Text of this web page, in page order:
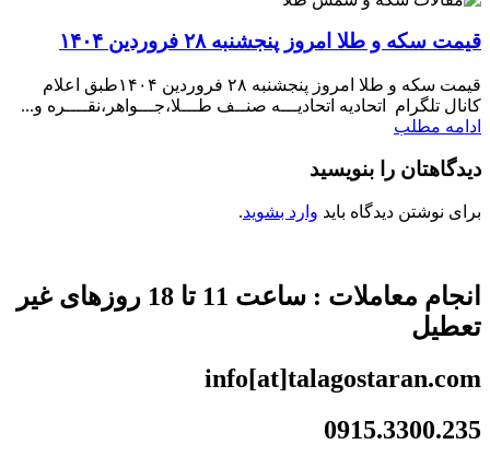
قیمت سکه و طلا امروز پنجشنبه ۲۸ فروردین ۱۴۰۴
قیمت سکه و طلا امروز پنجشنبه ۲۸ فروردین ۱۴۰۴طبق اعلام
کانال تلگرام اتحادیه اتحادیـــه صنــف طـــلا،جـــواهر،نقــــره و...
ادامه مطلب
دیدگاهتان را بنویسید
برای نوشتن دیدگاه باید وارد بشوید.
انجام معاملات : ساعت 11 تا 18 روزهای غیر
تعطیل
info[at]talagostaran.com
0915.3300.235